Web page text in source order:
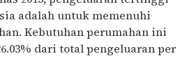
adalah untuk memenuhi
Kebutuhan perumahan ini
dari total pengeluaran per